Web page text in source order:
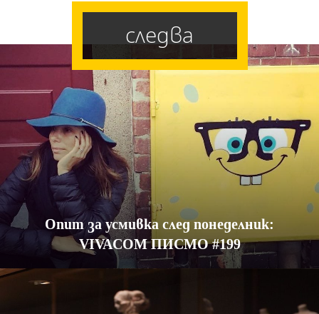
следва
Опит за усмивка след понеделник:
VIVACOM ПИСМО #199